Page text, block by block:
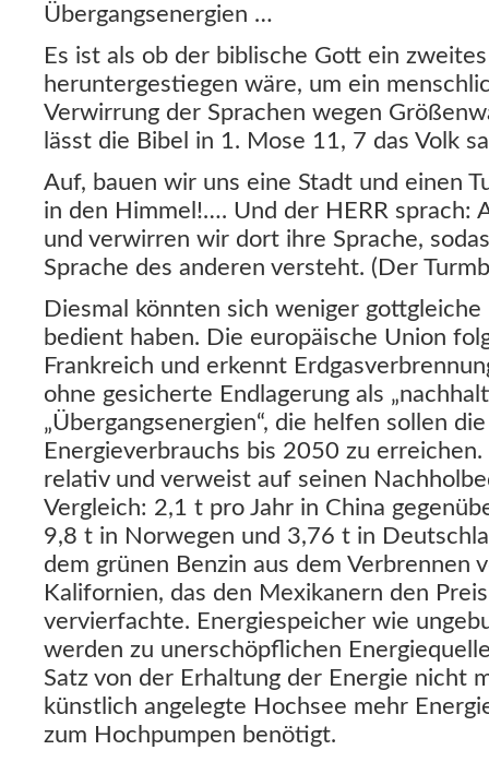
Übergangsenergien …
Es ist als ob der biblische Gott ein
heruntergestiegen wäre, um ein
Verwirrung der Sprachen wegen
lässt die Bibel in 1. Mose 11, 7 das Volk
Auf, bauen wir uns eine Stadt und einen
in den Himmel!…. Und der HERR sprach:
und verwirren wir dort ihre Sprache,
Sprache des anderen versteht. (Der
Diesmal könnten sich weniger
bedient haben. Die europäische Union
Frankreich und erkennt
ohne gesicherte Endlagerung als
„Übergangsenergien“, die helfen sollen
Energieverbrauchs bis 2050 zu
relativ und verweist auf seinen
Vergleich: 2,1 t pro Jahr in China
9,8 t in Norwegen und 3,76 t in
dem grünen Benzin aus dem Verbrennen
Kalifornien, das den Mexikanern den
vervierfachte. Energiespeicher wie
werden zu unerschöpflichen
Satz von der Erhaltung der Energie nicht
künstlich angelegte Hochsee mehr
zum Hochpumpen benötigt.